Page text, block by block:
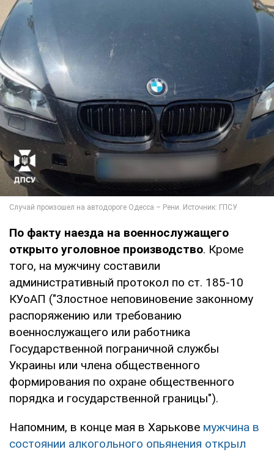
По факту наезда на военнослужащего
открыто уголовное производство. Кроме
того, на мужчину составили
административный протокол по ст. 185-10
КУоАП ("Злостное неповиновение законному
распоряжению или требованию
военнослужащего или работника
Государственной пограничной службы
Украины или члена общественного
формирования по охране общественного
порядка и государственной границы").
Напомним, в конце мая в Харькове мужчина в
состоянии алкогольного опьянения открыл